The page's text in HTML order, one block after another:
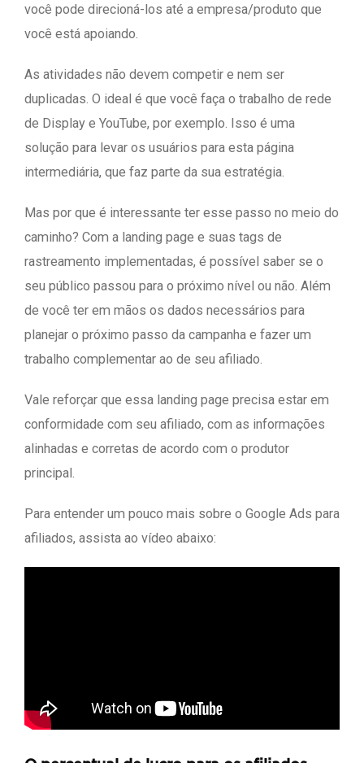
você pode direcioná-los até a empresa/produto que
você está apoiando.
As atividades não devem competir e nem ser
duplicadas. O ideal é que você faça o trabalho de rede
de Display e YouTube, por exemplo. Isso é uma
solução para levar os usuários para esta página
intermediária, que faz parte da sua estratégia.
Mas por que é interessante ter esse passo no meio do
caminho? Com a landing page e suas tags de
rastreamento implementadas, é possível saber se o
seu público passou para o próximo nível ou não. Além
de você ter em mãos os dados necessários para
planejar o próximo passo da campanha e fazer um
trabalho complementar ao de seu afiliado.
Vale reforçar que essa landing page precisa estar em
conformidade com seu afiliado, com as informações
alinhadas e corretas de acordo com o produtor
principal.
Para entender um pouco mais sobre o Google Ads para
afiliados, assista ao vídeo abaixo: